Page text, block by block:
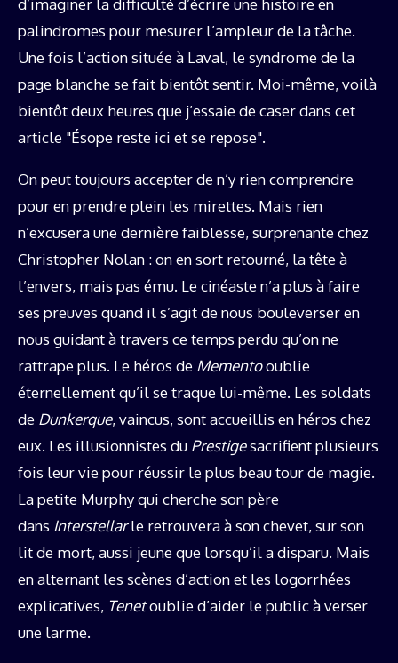
palindromes pour mesurer l’ampleur de la tâche.
Une fois l’action située à Laval, le syndrome de la
page blanche se fait bientôt sentir. Moi-même, voilà
bientôt deux heures que j’essaie de caser dans cet
article "Ésope reste ici et se repose".
On peut toujours accepter de n’y rien comprendre
pour en prendre plein les mirettes. Mais rien
n’excusera une dernière faiblesse, surprenante chez
Christopher Nolan : on en sort retourné, la tête à
l’envers, mais pas ému. Le cinéaste n’a plus à faire
ses preuves quand il s’agit de nous bouleverser en
nous guidant à travers ce temps perdu qu’on ne
rattrape plus. Le héros de Mementooublie
éternellement qu’il se traque lui-même. Les soldats
de Dunkerque, vaincus, sont accueillis en héros chez
eux. Les illusionnistes du Prestigesacrifient plusieurs
fois leur vie pour réussir le plus beau tour de magie.
La petite Murphy qui cherche son père
dans Interstellarle retrouvera à son chevet, sur son
lit de mort, aussi jeune que lorsqu’il a disparu. Mais
en alternant les scènes d’action et les logorrhées
explicatives, Tenetoublie d’aider le public à verser
une larme.